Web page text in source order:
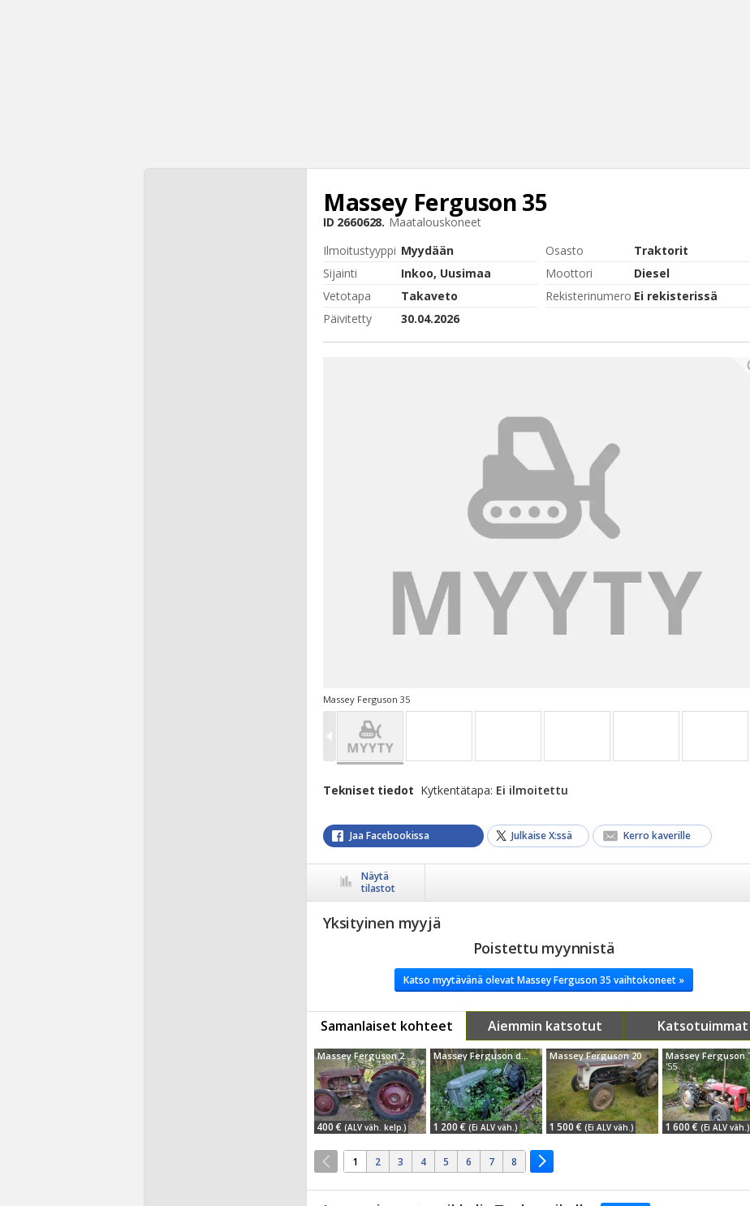
Massey Ferguson 35
ID 2660628. Maatalouskoneet
Ilmoitustyyppi Myydään Osasto
Traktorit
Sijainti
Inkoo, Uusimaa Moottori
Diesel
Vetotapa
Takaveto Rekisterinumero Ei rekisterissä
Päivitetty
30.04.2026
Massey Ferguson 35
Tekniset tiedot Kytkentätapa: Ei ilmoitettu
Jaa Facebookissa Julkaise X:ssä Kerro kaverille
Näytä
tilastot
Yksityinen myyjä
Poistettu myynnistä
Katso myytävänä olevat Massey Ferguson 35 vaihtokoneet »
Samanlaiset kohteet Aiemmin katsotut Katsotuimmat
Massey Ferguson 20TED
400 € (ALV väh. kelp.)
Massey Ferguson det20
1 200 € (Ei ALV väh.)
Massey Ferguson 20
1 500 € (Ei ALV väh.)
'55
1 600 € (Ei ALV väh.)
1 2 3 4 5 6 7 8